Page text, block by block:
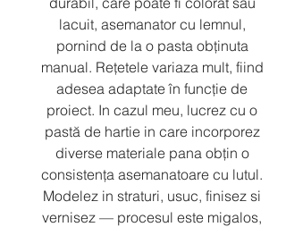
lacuit, asemanator cu lemnul,
pornind de la o pasta obținuta
manual. Rețetele variaza mult, fiind
adesea adaptate în funcție de
proiect. In cazul meu, lucrez cu o
pastă de hartie in care incorporez
diverse materiale pana obțin o
consistența asemanatoare cu lutul.
Modelez in straturi, usuc, finisez si
vernisez — procesul este migalos,